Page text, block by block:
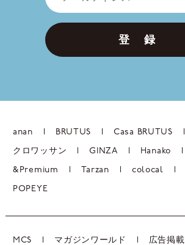
登 録
anan BRUTUS Casa BRUTUS
クロワッサン GINZA Hanako
&Premium Tarzan colocal
POPEYE
MCS マガジンワールド 広告掲載